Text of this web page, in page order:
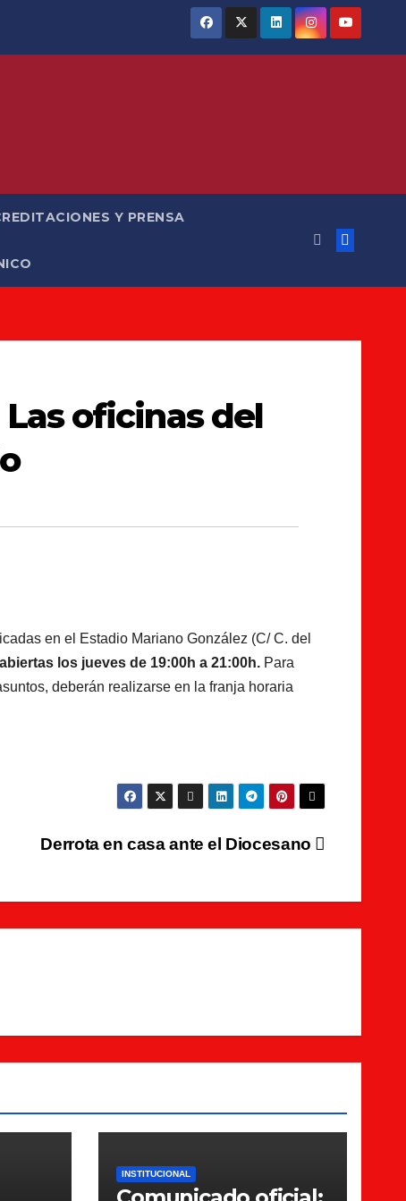
Y PRENSA
Las oficinas del
en el Estadio Mariano González (C/ C. del
los jueves de 19:00h a 21:00h.Para
deberán realizarse en la franja horaria
Derrota en casa ante el Diocesano
INSTITUCIONAL